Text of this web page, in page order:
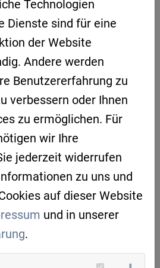
bei der
/ Bayerischen KI-
sich an Interessierte, die
mit KI-Tools
oder einen
für die Nutzung
suchen. Im Fokus
Beispiele, hilfreiche
typische Dinge, auf die
– ohne zu tief in Theorie
einzusteigen.
Technologien
Dienste sind für eine
der Website
Andere werden
Benutzererfahrung zu
verbessern oder Ihnen
zu ermöglichen. Für
wir Ihre
jederzeit widerrufen
zu uns und
auf dieser Website
und in unserer
.